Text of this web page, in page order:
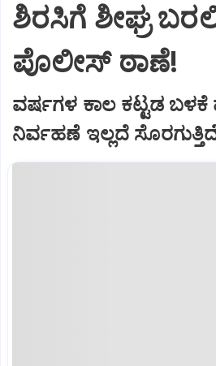
ಶಿರಸಿಗೆ ಶೀಘ್ರ
ಪೊಲೀಸ್‌ ಠಾಣೆ!
ವರ್ಷಗಳ ಕಾಲ ಕಟ್ಟಡ ಬಳಕೆ
ನಿರ್ವಹಣೆ ಇಲ್ಲದೆ